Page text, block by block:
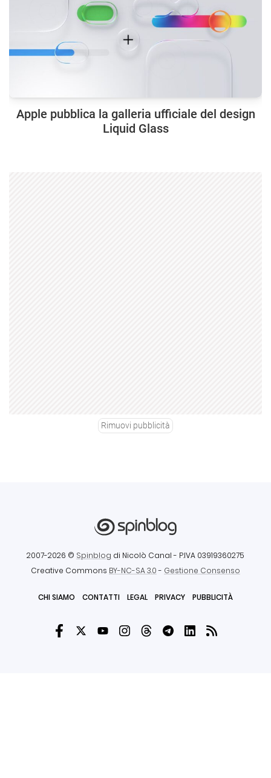
Apple pubblica la galleria ufficiale del design
Liquid Glass
Rimuovi pubblicità
2007-2026 © Spinblog di Nicolò Canal - P.IVA 03919360275
Creative Commons BY-NC-SA 3.0- Gestione Consenso
CHI SIAMO CONTATTI LEGAL PRIVACY PUBBLICITÀ